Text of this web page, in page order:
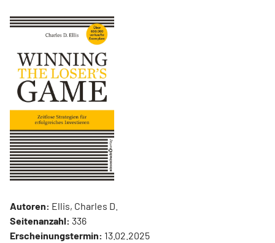
Autoren: Ellis, Charles D.
Seitenanzahl: 336
Erscheinungstermin: 13.02.2025